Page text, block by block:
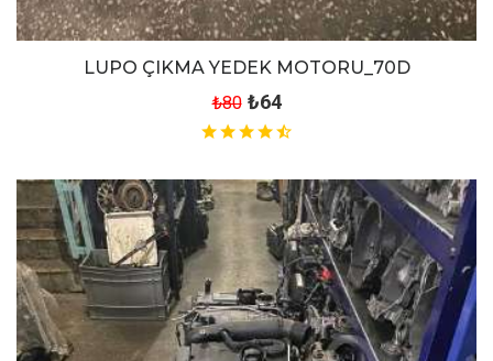
LUPO ÇIKMA YEDEK MOTORU_70D
₺80 ₺64